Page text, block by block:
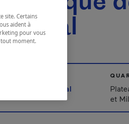
Montréal
et
site. Certains
aident à
pour vous
tout moment.